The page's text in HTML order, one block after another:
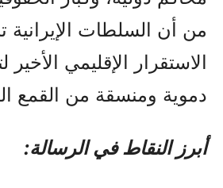
من أن السلطات
الاستقرار الإقليمي الأخير
دموية ومنسقة من القمع
أبرز النقاط في الرسالة: